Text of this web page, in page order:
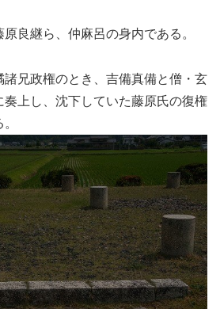
良継ら、仲麻呂の身内である。
諸兄政権のとき、吉備真備と僧・玄
奏上し、沈下していた藤原氏の復権